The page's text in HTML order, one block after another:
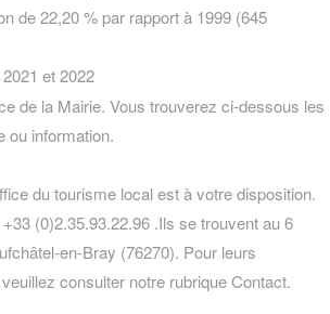
de 22,20 % par rapport à 1999 (645
et 2022
de la Mairie. Vous trouverez ci-dessous les
ou information.
du tourisme local est à votre disposition.
(0)2.35.93.22.96 .Ils se trouvent au 6
en-Bray (76270). Pour leurs
consulter notre rubrique Contact.